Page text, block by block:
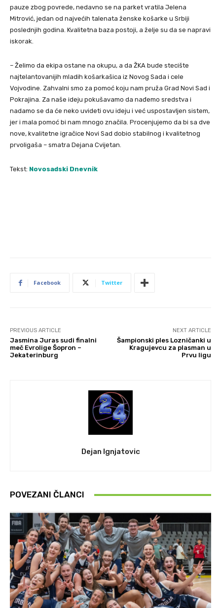
pauze zbog povrede, nedavno se na parket vratila Jelena
Mitrović, jedan od najvećih talenata ženske košarke u Srbiji
poslednjih godina. Kvalitetna baza postoji, a želje su da se napravi
iskorak.
– Želimo da ekipa ostane na okupu, a da ŽKA bude stecište
najtelantovanijih mladih košarkašica iz Novog Sada i cele
Vojvodine. Zahvalni smo za pomoć koju nam pruža Grad Novi Sad i
Pokrajina. Za naše ideju pokušavamo da nađemo sredstva i
nadamo se da će neko uvideti ovu ideju i već uspostavljen sistem,
jer i mala pomoć bi nam mnogo značila. Procenjujemo da bi sa dve
nove, kvalitetne igračice Novi Sad dobio stabilnog i kvalitetnog
prvoligaša – smatra Dejana Cvijetan.
Tekst: Novosadski Dnevnik
Facebook Twitter
PREVIOUS ARTICLE
Jasmina Juras sudi finalni
meč Evrolige Šopron –
Jekaterinburg
NEXT ARTICLE
Šampionski ples Lozničanki u
Kragujevcu za plasman u
Prvu ligu
Dejan Ignjatovic
POVEZANI ČLANCI